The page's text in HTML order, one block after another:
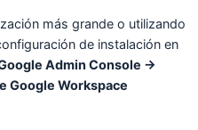
más grande o utilizando
de instalación en
Admin Console →
Google Workspace